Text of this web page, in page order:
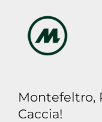
Montefeltro,
Caccia!